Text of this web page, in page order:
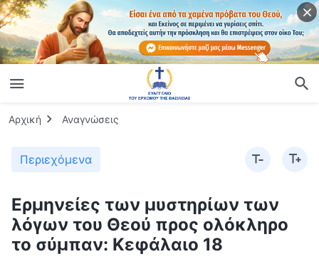
Αρχική Αναγνώσεις
Περιεχόμενα
Ερμηνείες των μυστηρίων των
λόγων του Θεού προς ολόκληρο
το σύμπαν: Κεφάλαιο 18